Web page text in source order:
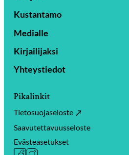
Kustantamo
Medialle
Kirjailijaksi
Yhteystiedot
Pikalinkit
Tietosuojaseloste
Saavutettavuusseloste
Evästeasetukset